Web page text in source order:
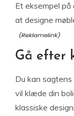
Et eksempel
at designe
Gå efter
Du kan
vil klæde din
klassiske